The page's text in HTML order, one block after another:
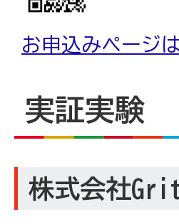
お申込みページ
実証実験
株式会社